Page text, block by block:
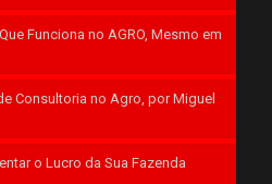
Funciona no AGRO, Mesmo em
Consultoria no Agro, por Miguel
o Lucro da Sua Fazenda